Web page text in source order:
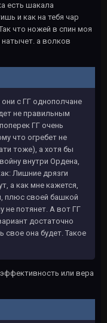
есть шакала
и как на тебя чар
что ножей в спин моя
натычет. а волков
с ГГ однополчане
не правильным
ГГ очень
что огребет не
тоже), а хотя бы
внутри Ордена,
Лишние дрязги
а как мне кажется,
плюс своей башкой
не потянет. А вот ГГ
достаточно
она будет. Такое
или вера